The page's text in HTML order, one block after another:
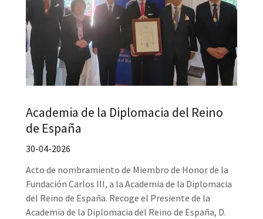
Academia de la Diplomacia del Reino
de España
30-04-2026
Acto de nombramiento de Miembro de Honor de la
Fundación Carlos III, a la Academia de la Diplomacia
del Reino de España. Recoge el Presiente de la
Academia de la Diplomacia del Reino de España, D.